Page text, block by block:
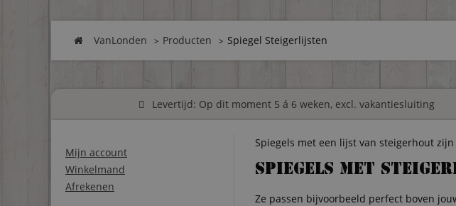
VanLonden Producten Spiegel Steigerlijsten
Levertijd: Op dit moment 5 á 6 weken, excl. vakantiesluiting
Mijn account
Winkelmand
Afrekenen
Spiegels met een lijst van steigerhout
Spiegels met
Ze passen bijvoorbeeld perfect boven